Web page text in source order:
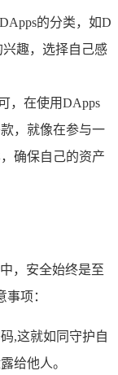
的分类，如D
趣，选择自己感
，在使用DApps
，就像在参与一
确保自己的资产
，安全始终是至
项：
,这就如同守护自
给他人。